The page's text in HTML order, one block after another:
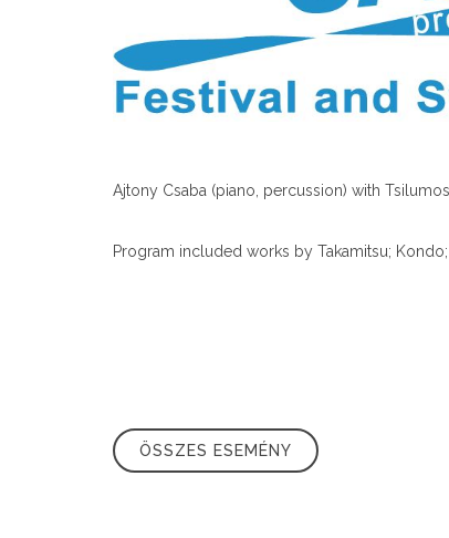
Ajtony Csaba (piano, percussion) with
Program included works by Takamitsu;
ÖSSZES ESEMÉNY